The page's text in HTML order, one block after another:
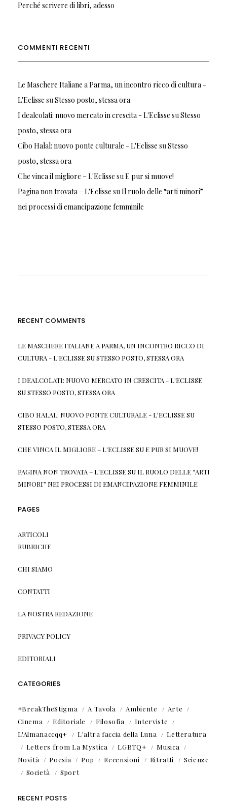
Perché scrivere di libri, adesso
COMMENTI RECENTI
Le Maschere Italiane a Parma, un incontro ricco di cultura -
L'Eclisse suStesso posto, stessa ora
I dealcolati: nuovo mercato in crescita - L'Eclisse suStesso
posto, stessa ora
Cibo Halal: nuovo ponte culturale - L'Eclisse suStesso
posto, stessa ora
Che vinca il migliore – L'Eclisse suE pur si muove!
Pagina non trovata – L'Eclisse suIl ruolo delle “arti minori”
nei processi di emancipazione femminile
RECENT COMMENTS
LE MASCHERE ITALIANE A PARMA, UN INCONTRO RICCO DI
CULTURA - L'ECLISSESUSTESSO POSTO, STESSA ORA
I DEALCOLATI: NUOVO MERCATO IN CRESCITA - L'ECLISSE
SUSTESSO POSTO, STESSA ORA
CIBO HALAL: NUOVO PONTE CULTURALE - L'ECLISSESU
STESSO POSTO, STESSA ORA
CHE VINCA IL MIGLIORE – L'ECLISSESU E PUR SI MUOVE!
PAGINA NON TROVATA – L'ECLISSESU IL RUOLO DELLE “ARTI
MINORI” NEI PROCESSI DI EMANCIPAZIONE FEMMINILE
PAGES
ARTICOLI
RUBRICHE
CHI SIAMO
CONTATTI
LA NOSTRA REDAZIONE
PRIVACY POLICY
EDITORIALI
CATEGORIES
#BreakTheStigma A Tavola Ambiente
Arte
Cinema
Editoriale Filosofia
Interviste
L'Almanaccqq+
L'altra faccia della Luna
Letteratura
Letters from La Mystica
LGBTQ+
Musica
Novità
Poesia Pop Recensioni Ritratti
Scienze
Società
Sport
RECENT POSTS